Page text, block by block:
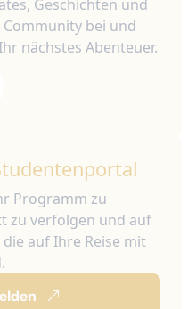
Geschichten und
bei und
nächstes Abenteuer.
Programm zu
zu verfolgen und auf
auf Ihre Reise mit